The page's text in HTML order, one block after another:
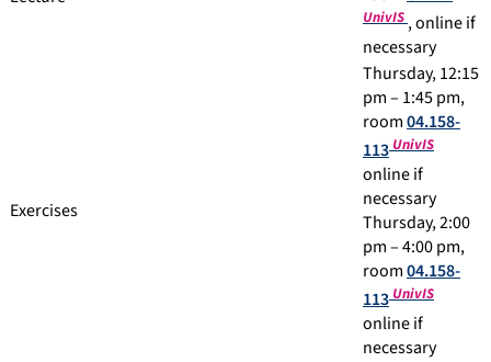
UnivIS , online if
necessary
Exercises
Thursday, 12:15
pm – 1:45 pm,
room04.158-
113 UnivIS
online if
necessary
Thursday, 2:00
pm – 4:00 pm,
room04.158-
113 UnivIS
online if
necessary